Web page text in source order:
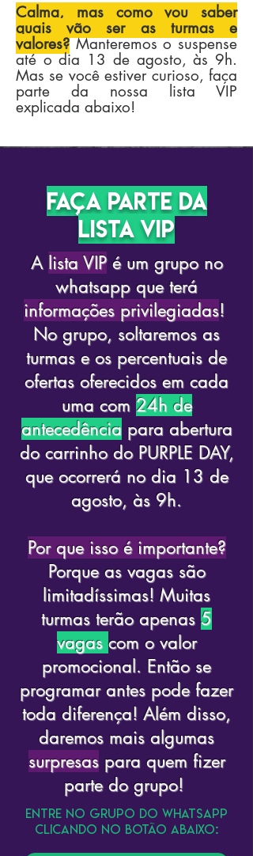
Calma, mas como vou saber
quais vão ser as turmas e
valores?Manteremos o suspense
até o dia 13 de agosto, às 9h.
Mas se você estiver curioso, faça
parte da nossa lista VIP
explicada abaixo!
faça parte dA
LISTA vip
A lista VIPé um grupo no
whatsapp que terá
informações privilegiadas!
No grupo, soltaremos as
turmas e os percentuais de
ofertas oferecidos em cada
uma com 24h de
antecedênciapara abertura
do carrinho do PURPLE DAY,
que ocorrerá no dia 13 de
agosto, às 9h.
Por que isso é importante?
Porque as vagas são
limitadíssimas! Muitas
turmas terão apenas 5
vagascom o valor
promocional. Então se
programar antes pode fazer
toda diferença! Além disso,
daremos mais algumas
surpresaspara quem fizer
parte do grupo!
ENTRe NO GRUPO DO WHATSAPP
CLICANDO NO BOTÃO ABAIXO: